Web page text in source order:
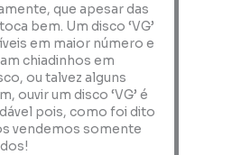
que apesar das
bem. Um disco ‘VG’
em maior número e
chiadinhos em
ou talvez alguns
ouvir um disco ‘VG’ é
pois, como foi dito
vendemos somente